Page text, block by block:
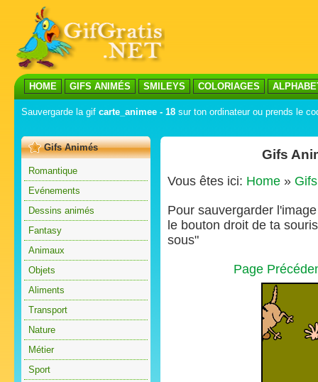
HOME GIFS ANIMÉS SMILEYS COLORIAGES
Sauvergarde la gif carte_animee - 18 sur ton ordinateur ou prends le
Gifs Animés
Romantique
Evénements
Dessins animés
Fantasy
Animaux
Objets
Aliments
Transport
Nature
Métier
Sport
Gifs
Vous êtes ici: Home »
Pour sauvergarder
le bouton droit de ta
sous"
Page